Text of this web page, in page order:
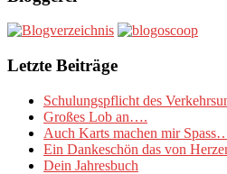
Letzte Beiträge
Schulungspflicht des
Großes Lob an….
Auch Karts machen mir
Ein Dankeschön das von
Dein Jahresbuch